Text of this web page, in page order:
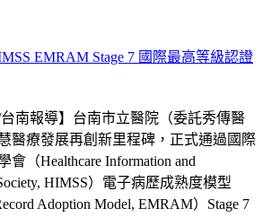
EMRAM Stage 7 國際最高等級認證
台南報導】台南市立醫院（委託秀傳醫
醫療發展再創新里程碑，正式通過國際
（Healthcare Information and
HIMSS）電子病歷成熟度模型
Adoption Model, EMRAM）Stage 7